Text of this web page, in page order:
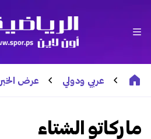
عربي ودولي عرض الخبر
ماركاتو الشتاء